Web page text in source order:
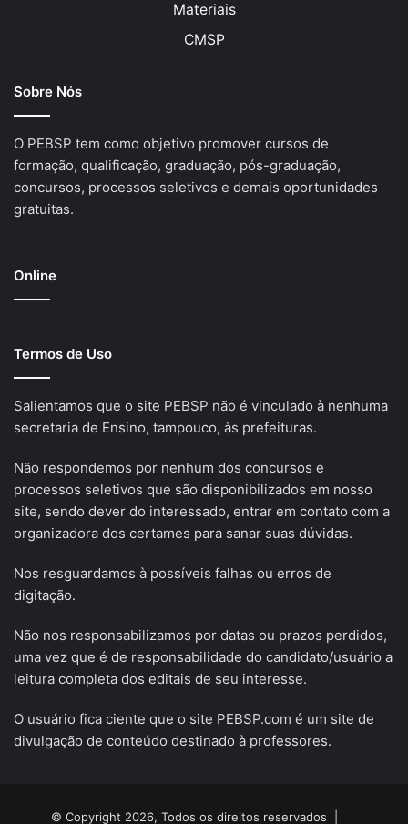
Materiais
CMSP
Sobre Nós
O PEBSP tem como objetivo promover cursos de
formação, qualificação, graduação, pós-graduação,
concursos, processos seletivos e demais oportunidades
gratuitas.
Online
Termos de Uso
Salientamos que o site PEBSP não é vinculado à nenhuma
secretaria de Ensino, tampouco, às prefeituras.
Não respondemos por nenhum dos concursos e
processos seletivos que são disponibilizados em nosso
site, sendo dever do interessado, entrar em contato com a
organizadora dos certames para sanar suas dúvidas.
Nos resguardamos à possíveis falhas ou erros de
digitação.
Não nos responsabilizamos por datas ou prazos perdidos,
uma vez que é de responsabilidade do candidato/usuário a
leitura completa dos editais de seu interesse.
O usuário fica ciente que o site PEBSP.com é um site de
divulgação de conteúdo destinado à professores.
© Copyright 2026, Todos os direitos reservados |